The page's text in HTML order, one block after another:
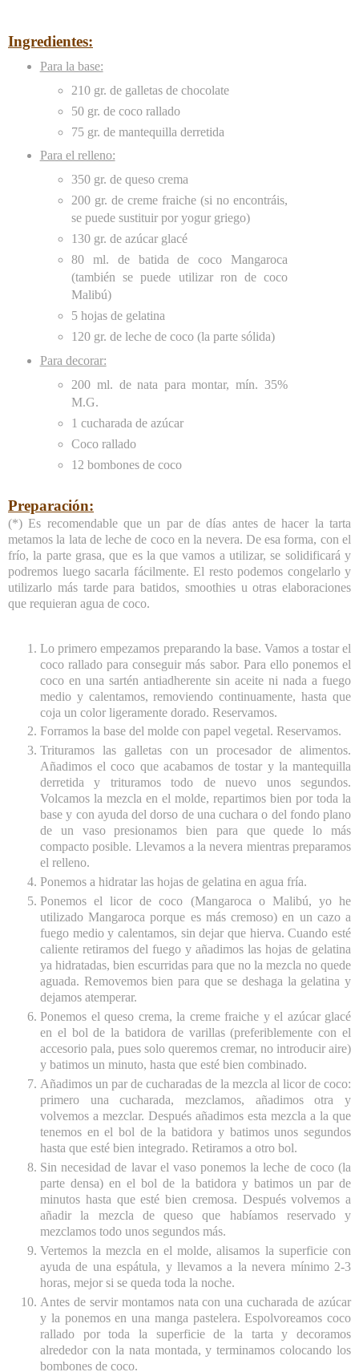
Ingredientes:
Para la base:
210 gr. de galletas de chocolate
50 gr. de coco rallado
75 gr. de mantequilla derretida
Para el relleno:
350 gr. de queso crema
200 gr. de creme fraiche (si no encontráis,
se puede sustituir por yogur griego)
130 gr. de azúcar glacé
80 ml. de batida de coco Mangaroca
(también se puede utilizar ron de coco
Malibú)
5 hojas de gelatina
120 gr. de leche de coco (la parte sólida)
Para decorar:
200 ml. de nata para montar, mín. 35%
M.G.
1 cucharada de azúcar
Coco rallado
12 bombones de coco
Preparación:
(*) Es recomendable que un par de días antes de hacer la tarta
metamos la lata de leche de coco en la nevera. De esa forma, con el
frío, la parte grasa, que es la que vamos a utilizar, se solidificará y
podremos luego sacarla fácilmente. El resto podemos congelarlo y
utilizarlo más tarde para batidos, smoothies u otras elaboraciones
que requieran agua de coco.
Lo primero empezamos preparando la base. Vamos a tostar el
coco rallado para conseguir más sabor. Para ello ponemos el
coco en una sartén antiadherente sin aceite ni nada a fuego
medio y calentamos, removiendo continuamente, hasta que
coja un color ligeramente dorado. Reservamos.
Forramos la base del molde con papel vegetal. Reservamos.
Trituramos las galletas con un procesador de alimentos.
Añadimos el coco que acabamos de tostar y la mantequilla
derretida y trituramos todo de nuevo unos segundos.
Volcamos la mezcla en el molde, repartimos bien por toda la
base y con ayuda del dorso de una cuchara o del fondo plano
de un vaso presionamos bien para que quede lo más
compacto posible. Llevamos a la nevera mientras preparamos
el relleno.
Ponemos a hidratar las hojas de gelatina en agua fría.
Ponemos el licor de coco (Mangaroca o Malibú, yo he
utilizado Mangaroca porque es más cremoso) en un cazo a
fuego medio y calentamos, sin dejar que hierva. Cuando esté
caliente retiramos del fuego y añadimos las hojas de gelatina
ya hidratadas, bien escurridas para que no la mezcla no quede
aguada. Removemos bien para que se deshaga la gelatina y
dejamos atemperar.
Ponemos el queso crema, la creme fraiche y el azúcar glacé
en el bol de la batidora de varillas (preferiblemente con el
accesorio pala, pues solo queremos cremar, no introducir aire)
y batimos un minuto, hasta que esté bien combinado.
Añadimos un par de cucharadas de la mezcla al licor de coco:
primero una cucharada, mezclamos, añadimos otra y
volvemos a mezclar. Después añadimos esta mezcla a la que
tenemos en el bol de la batidora y batimos unos segundos
hasta que esté bien integrado. Retiramos a otro bol.
Sin necesidad de lavar el vaso ponemos la leche de coco (la
parte densa) en el bol de la batidora y batimos un par de
minutos hasta que esté bien cremosa. Después volvemos a
añadir la mezcla de queso que habíamos reservado y
mezclamos todo unos segundos más.
Vertemos la mezcla en el molde, alisamos la superficie con
ayuda de una espátula, y llevamos a la nevera mínimo 2-3
horas, mejor si se queda toda la noche.
Antes de servir montamos nata con una cucharada de azúcar
y la ponemos en una manga pastelera. Espolvoreamos coco
rallado por toda la superficie de la tarta y decoramos
alrededor con la nata montada, y terminamos colocando los
bombones de coco.